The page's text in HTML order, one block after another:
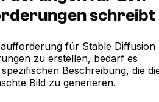
schreibt
für Stable Diffusion
zu erstellen, bedarf es
Beschreibung, die
Bild zu generieren.